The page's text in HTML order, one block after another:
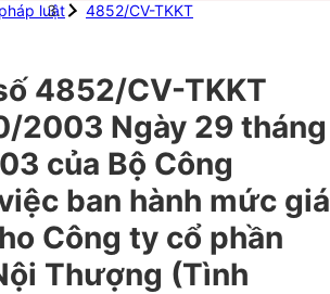
luật 4852/CV-TKKT
4852/CV-TKKT
2003 Ngày 29 tháng
của Bộ Công
ban hành mức giá
Công ty cổ phần
Thượng (Tình